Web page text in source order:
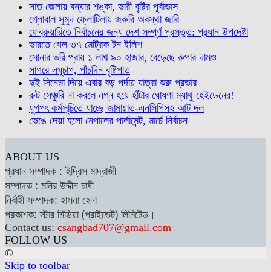
সাত জেলায় বন্যার শঙ্কা, ভারী বৃষ্টির পূর্বাভাস
গ্লোবাল সুমুদ ফ্লোটিলায় জরুরি অবস্থা জারি
ফেব্রুয়ারিতে নির্বাচনের জন্য দেশ সম্পূর্ণ প্রস্তুত: প্রধান উপদেষ্টা
ভারতে গেল ৩৭ মেট্রিক টন ইলিশ
সোনার ভরি প্রায় ১ লাখ ৯০ হাজার, বেড়েছে রুপার দামও
সাগরে লঘুচাপ, পাঁচদিন বৃষ্টিপাত
দুই সিনেমা দিয়ে এবার বড় পর্দায় যাত্রা শুরু প্রভার
রুট সেঞ্চুরি না করলে নগ্ন হয়ে হাঁটার ঘোষণা ম্যাথু হেইডেনের!
যুগপৎ কর্মসূচিতে যাচ্ছে জামায়াত-এনসিপিসহ আট দল
ভেঙে দেয়া হলো নেপালের পার্লামেন্ট, মার্চে নির্বাচন
ABOUT US
প্রধান সম্পাদক : ইদ্রিস মাদ্রাজী
সম্পাদক : মনির উদ্দীন চাষী
নির্বাহী সম্পাদক: হাসনা হেনা
প্রকাশক: স্টার মিডিয়া (প্রাইভেট) লিমিটেড।
Contact us: csangbad707@gmail.com
FOLLOW US
©
Skip to toolbar